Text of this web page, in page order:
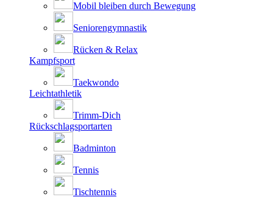
Mobil bleiben durch Bewegung
Seniorengymnastik
Rücken & Relax
Kampfsport
Taekwondo
Leichtathletik
Trimm-Dich
Rückschlagsportarten
Badminton
Tennis
Tischtennis